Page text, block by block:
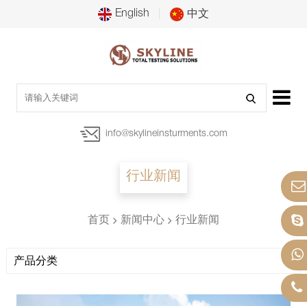
English 中文
info@skylineinsturments.com
行业新闻
首页 新闻中心 行业新闻
产品分类